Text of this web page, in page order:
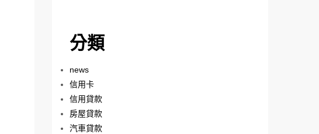
分類
news
信用卡
信用貸款
房屋貸款
汽車貸款